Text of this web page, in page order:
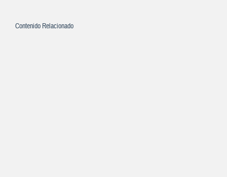
Contenido Relacionado